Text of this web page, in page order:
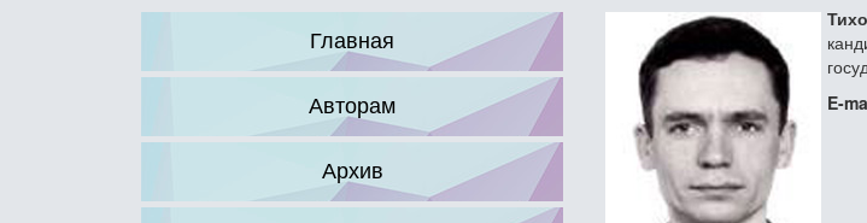
Главная
Авторам
Архив
E-